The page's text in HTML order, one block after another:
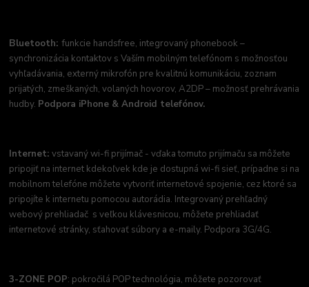
Bluetooth: funkcie handsfree, integrovaný phonebook –
synchronizácia kontaktov s Vaším mobilným telefónom s možnosťou
vyhľadávania, externý mikrofón pre kvalitnú komunikáciu, zoznam
prijatých, zmeškaných, volaných hovorov, A2DP – možnosť prehrávania
hudby. Podpora iPhone & Android telefónov.
Internet:vstavaný wi-fi prijímač - vďaka tomuto prijímaču sa môžete
pripojiť na internet kdekoľvek kde je dostupná wi-fi sieť, prípadne si na
mobilnom telefóne môžete vytvoriť internetové spojenie, cez ktoré sa
pripojíte k internetu pomocou autorádia. Integrovaný prehľadný
webový prehliadač s veľkou klávesnicou, môžete prehliadať
internetové stránky, sťahovať súbory a e-maily. Podpora 3G/4G.
3-ZONE POP: pokročilá POP technológia, môžete pozorovať